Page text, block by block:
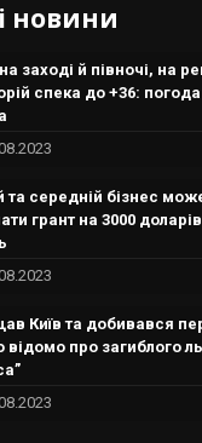
новини
заході й півночі, на
спека до +36:
та середній бізнес
грант на 3000
Київ та добивався
відомо про загиблого